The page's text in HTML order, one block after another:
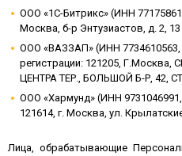
ООО «1С-Битрикс» (ИНН
Москва, б-р Энтузиастов, д. 2, 13
ООО «ВАЗЗАП» (ИНН 7734610563,
регистрации: 121205,
ЦЕНТРА ТЕР., БОЛЬШОЙ Б-Р, 42,
ООО «Хармунд» (ИНН
121614, г. Москва, ул.
Лица, обрабатывающие